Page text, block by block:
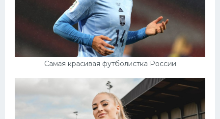
Самая красивая футболистка России